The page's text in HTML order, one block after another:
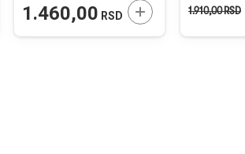
U KORPU
Mesing
1.460,00 RSD DODAJTE U KORPU
1.910,00RSD